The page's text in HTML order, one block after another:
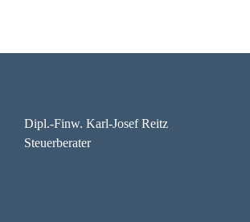
Dipl.-Finw. Karl-Josef Reitz
Steuerberater